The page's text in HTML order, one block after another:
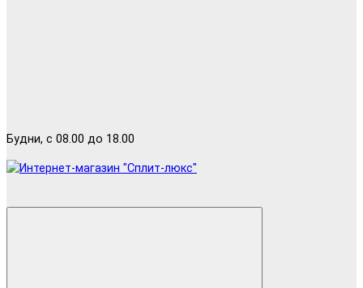
Будни, с 08.00 до 18.00